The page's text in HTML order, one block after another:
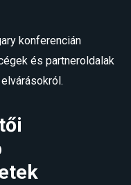
konferencián
és partneroldalak